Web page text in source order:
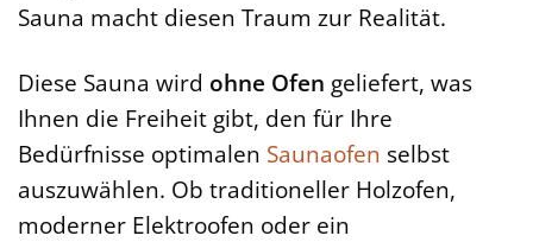
Sauna macht diesen Traum zur Realität.
Diese Sauna wird ohne Ofen geliefert, was
Ihnen die Freiheit gibt, den für Ihre
Bedürfnisse optimalen Saunaofen selbst
auszuwählen. Ob traditioneller Holzofen,
moderner Elektroofen oder ein